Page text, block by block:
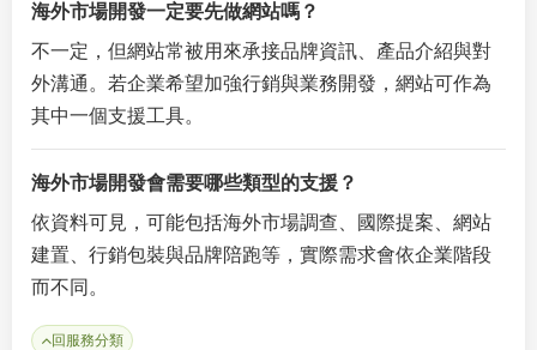
海外市場開發一定要先做網站嗎？
不一定，但網站常被用來承接品牌資訊、產品介紹與對
外溝通。若企業希望加強行銷與業務開發，網站可作為
其中一個支援工具。
海外市場開發會需要哪些類型的支援？
依資料可見，可能包括海外市場調查、國際提案、網站
建置、行銷包裝與品牌陪跑等，實際需求會依企業階段
而不同。
回服務分類